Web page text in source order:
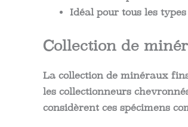
Idéal pour tous les
Collection de
La collection de minéraux
les collectionneurs
considèrent ces spécimens